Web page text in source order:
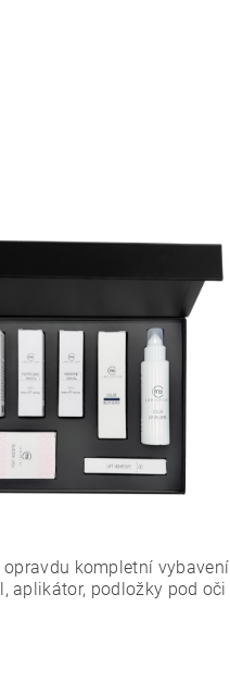
opravdu kompletní vybavení
aplikátor, podložky pod oči